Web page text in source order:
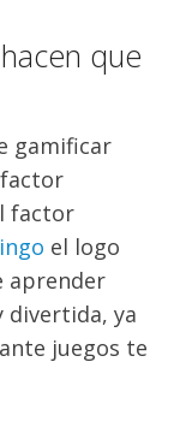
que
gamificar
factor
el logo
aprender
divertida, ya
juegos te